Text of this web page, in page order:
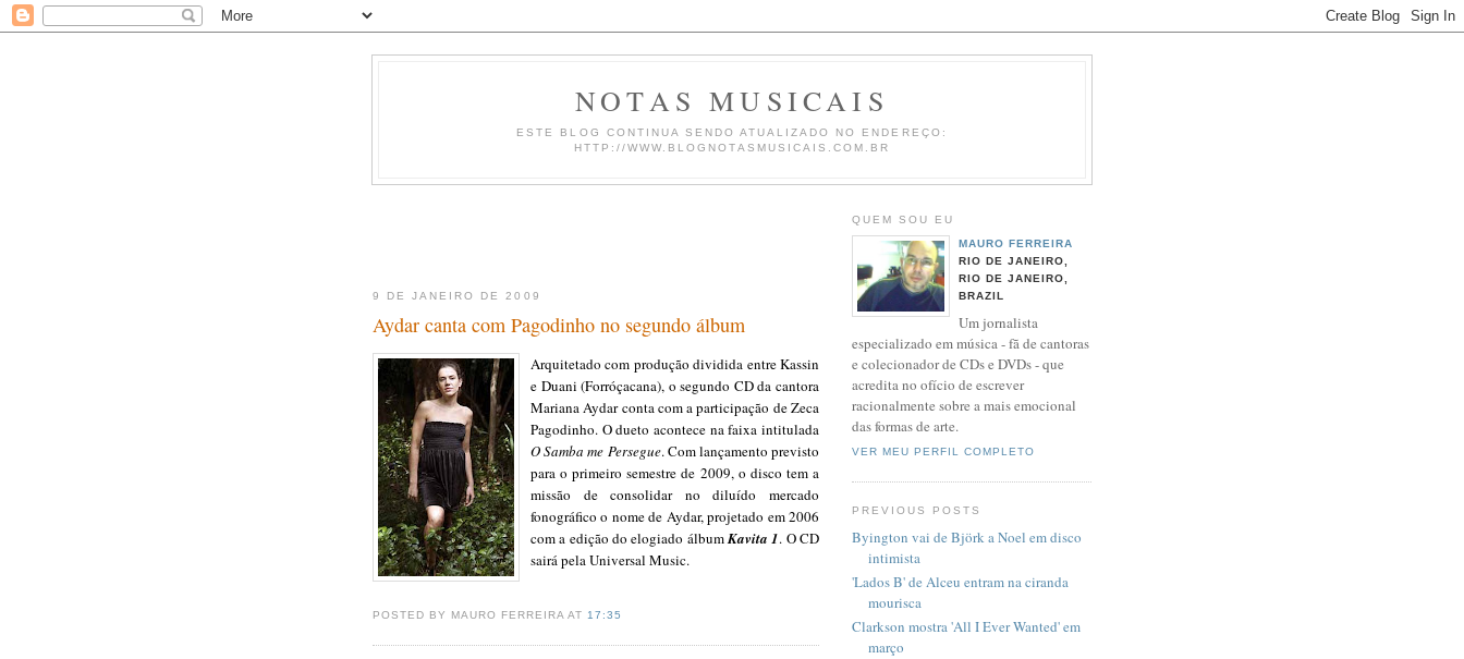
NOTAS MUSICAIS
ESTE BLOG CONTINUA SENDO ATUALIZADO NO ENDEREÇO:
HTTP://WWW.BLOGNOTASMUSICAIS.COM.BR
9 DE JANEIRO DE 2009
Aydar canta com Pagodinho no segundo álbum
Arquitetado com produção dividida entre Kassin
e Duani (Forróçacana), o segundo CD da cantora
Mariana Aydar conta com a participação de Zeca
Pagodinho. O dueto acontece na faixa intitulada
O Samba me Persegue. Com lançamento previsto
para o primeiro semestre de 2009, o disco tem a
missão de consolidar no diluído mercado
fonográfico o nome de Aydar, projetado em 2006
com a edição do elogiado álbumKavita 1. O CD
sairá pela Universal Music.
POSTED BY MAURO FERREIRA AT17:35
QUEM SOU EU
MAURO FERREIRA
RIO DE JANEIRO,
RIO DE JANEIRO,
BRAZIL
Um jornalista
especializado em música - fã de cantoras
e colecionador de CDs e DVDs - que
acredita no ofício de escrever
racionalmente sobre a mais emocional
das formas de arte.
VER MEU PERFIL COMPLETO
PREVIOUS POSTS
Byington vai de Björk a Noel em disco
intimista
'Lados B' de Alceu entram na ciranda
mourisca
Clarkson mostra 'All I Ever Wanted' em
março